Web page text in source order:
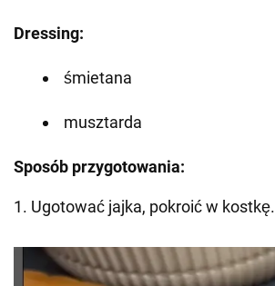
Dressing:
śmietana
musztarda
Sposób przygotowania:
1. Ugotować jajka, pokroić w kostkę.